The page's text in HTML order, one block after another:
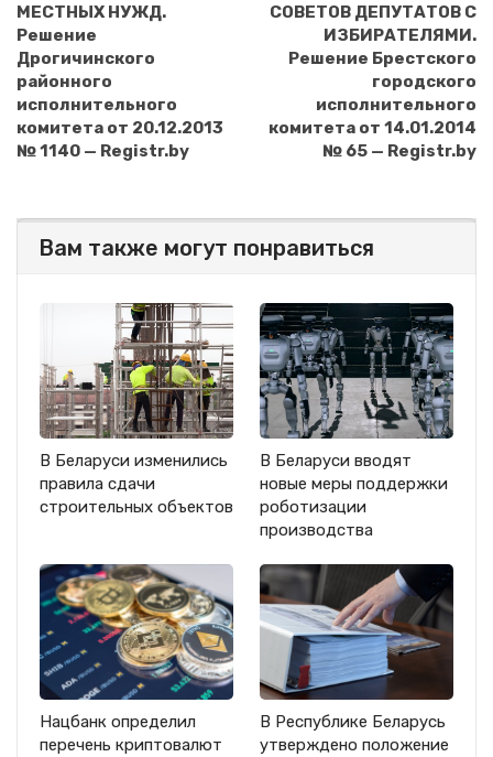
МЕСТНЫХ НУЖД.
Решение
Дрогичинского
районного
исполнительного
комитета от 20.12.2013
№ 1140 — Registr.by
СОВЕТОВ ДЕПУТАТОВ С
ИЗБИРАТЕЛЯМИ.
Решение Брестского
городского
исполнительного
комитета от 14.01.2014
№ 65 — Registr.by
Вам также могут понравиться
В Беларуси изменились
правила сдачи
строительных объектов
В Беларуси вводят
новые меры поддержки
роботизации
производства
Нацбанк определил
перечень криптовалют
В Республике Беларусь
утверждено положение